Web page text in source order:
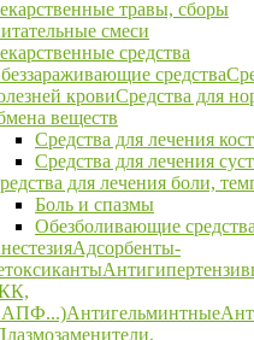
травы, сборы
смеси
средства
средства
кровиСредства для
веществ
Средства для лечения
Средства для лечения
для лечения боли,
Боль и спазмы
Обезболивающие средства
Адсорбенты-
Антигельминтные